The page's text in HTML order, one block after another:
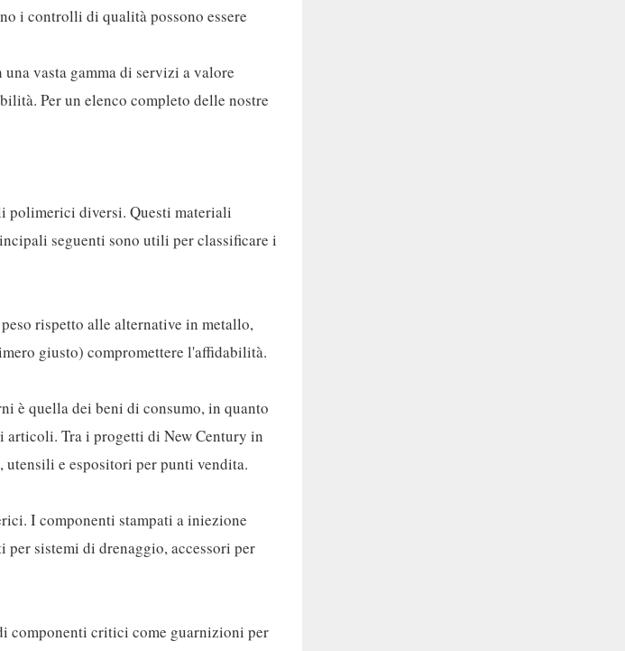
i controlli di qualità possono essere
vasta gamma di servizi a valore
Per un elenco completo delle nostre
polimerici diversi. Questi materiali
seguenti sono utili per classificare i
rispetto alle alternative in metallo,
giusto) compromettere l'affidabilità.
è quella dei beni di consumo, in quanto
articoli. Tra i progetti di New Century in
utensili e espositori per punti vendita.
I componenti stampati a iniezione
sistemi di drenaggio, accessori per
componenti critici come guarnizioni per